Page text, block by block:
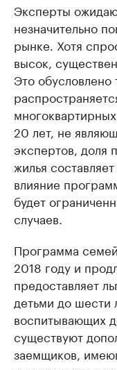
Эксперты
незначительно
рынке. Хотя
высок,
Это обусловлено
20 лет, не
экспертов, доля
жилья
влияние
будет
случаев.
Программа
2018 году и
предоставляет
детьми до шести
воспитывающих
существуют
заемщиков,